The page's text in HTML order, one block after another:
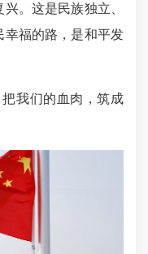
。这是民族独立、
幸福的路，是和平发
我们的血肉，筑成